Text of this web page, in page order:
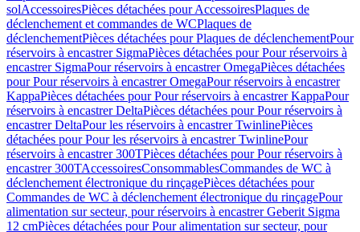
solAccessoiresPièces détachées pour AccessoiresPlaques de
déclenchement et commandes de WCPlaques de
déclenchementPièces détachées pour Plaques de déclenchementPour
réservoirs à encastrer SigmaPièces détachées pour Pour réservoirs à
encastrer SigmaPour réservoirs à encastrer OmegaPièces détachées
pour Pour réservoirs à encastrer OmegaPour réservoirs à encastrer
KappaPièces détachées pour Pour réservoirs à encastrer KappaPour
réservoirs à encastrer DeltaPièces détachées pour Pour réservoirs à
encastrer DeltaPour les réservoirs à encastrer TwinlinePièces
détachées pour Pour les réservoirs à encastrer TwinlinePour
réservoirs à encastrer 300TPièces détachées pour Pour réservoirs à
encastrer 300TAccessoiresConsommablesCommandes de WC à
déclenchement électronique du rinçagePièces détachées pour
Commandes de WC à déclenchement électronique du rinçagePour
alimentation sur secteur, pour réservoirs à encastrer Geberit Sigma
12 cmPièces détachées pour Pour alimentation sur secteur, pour